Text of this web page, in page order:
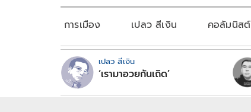
การเมือง เปลว สีเงิน คอลัมนิสต์
เปลว สีเงิน
‘เรามาอวยกันเถิด’